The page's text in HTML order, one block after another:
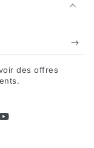
des offres
YouTube